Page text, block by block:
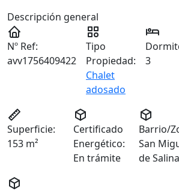
Descripción general
Nº Ref:
avv1756409422
Tipo
Propiedad:
Chalet
adosado
3
Superficie:
153 m²
Certificado
Energético:
En trámite
Barrio/
San
de